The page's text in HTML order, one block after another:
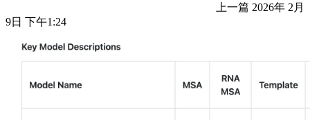
上一篇 2026年 2月
9日 下午1:24